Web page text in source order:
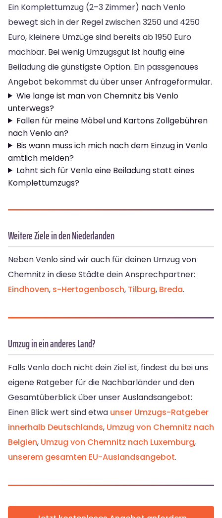
Ein Komplettumzug (2–3 Zimmer) nach Venlo
bewegt sich in der Regel zwischen 3250 und 4250
Euro, kleinere Umzüge sind bereits ab 1950 Euro
machbar. Bei wenig Umzugsgut ist häufig eine
Beiladung die günstigste Option. Ein passgenaues
Angebot bekommst du über unser Anfrageformular.
Wie lange ist man von Chemnitz bis Venlo
unterwegs?
Fallen für meine Möbel und Kartons Zollgebühren
nach Venlo an?
Bis wann muss ich mich nach dem Einzug in Venlo
amtlich melden?
Lohnt sich für Venlo eine Beiladung statt eines
Komplettumzugs?
Weitere Ziele in den Niederlanden
Neben Venlo sind wir auch für deinen Umzug von
Chemnitz in diese Städte dein Ansprechpartner:
Eindhoven, s-Hertogenbosch, Tilburg, Breda.
Umzug in ein anderes Land?
Falls Venlo doch nicht dein Ziel ist, findest du bei uns
eigene Ratgeber für die Nachbarländer und den
Gesamtüberblick über unser Auslandsangebot:
Einen Blick wert sind etwa unser Umzugs-Ratgeber
innerhalb Deutschlands, Umzug von Chemnitz nach
Belgien, Umzug von Chemnitz nach Luxemburg,
unserem gesamten EU-Auslandsangebot.